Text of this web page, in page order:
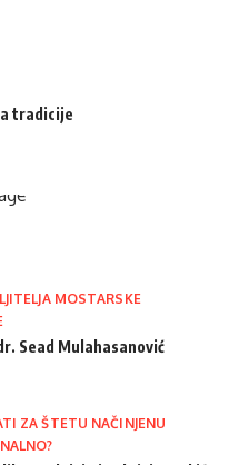
tradicije
MOSTARSKE
Sead Mulahasanović
ZA ŠTETU NAČINJENU